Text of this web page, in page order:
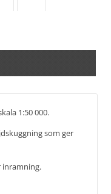
1:50 000.
som ger
inramning.